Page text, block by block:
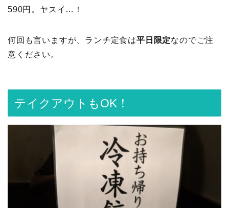
590円。ヤスイ…！
何回も言いますが、ランチ定食は平日限定なのでご注
意ください。
テイクアウトもOK！